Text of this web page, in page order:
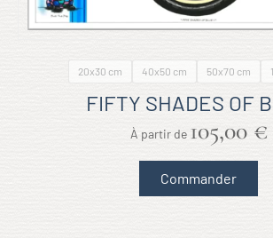
20x30 cm 40x50 cm 50x70 cm
FIFTY SHADES OF
105,00 €
Commander
Ce